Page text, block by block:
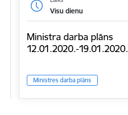
Visu dienu
Ministra darba plāns
12.01.2020.-19.01.2020.
Ministres darba plāns